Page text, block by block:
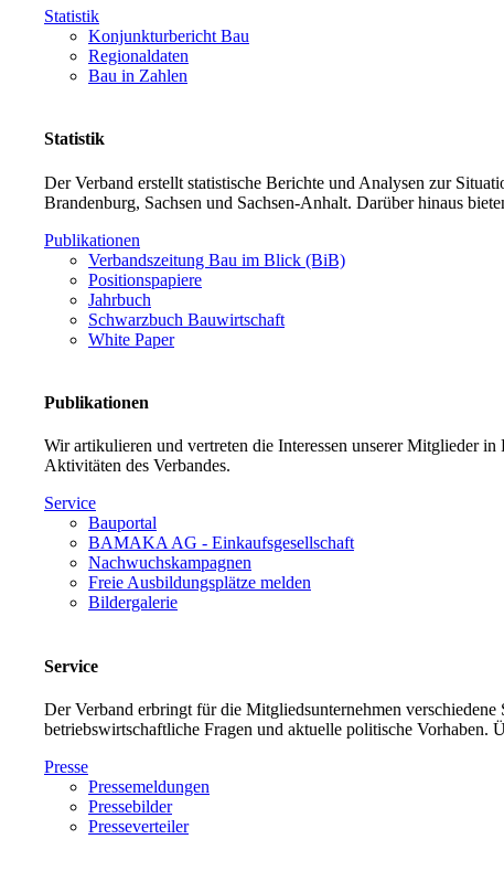
Statistik
Konjunkturbericht Bau
Regionaldaten
Bau in Zahlen
Statistik
Der Verband erstellt statistische Berichte und Analysen zur
Brandenburg, Sachsen und Sachsen-Anhalt. Darüber hinaus
Publikationen
Verbandszeitung Bau im Blick (BiB)
Positionspapiere
Jahrbuch
Schwarzbuch Bauwirtschaft
White Paper
Publikationen
Wir artikulieren und vertreten die Interessen unserer Mitglieder
Aktivitäten des Verbandes.
Service
Bauportal
BAMAKA AG - Einkaufsgesellschaft
Nachwuchskampagnen
Freie Ausbildungsplätze melden
Bildergalerie
Service
Der Verband erbringt für die Mitgliedsunternehmen
betriebswirtschaftliche Fragen und aktuelle politische
Presse
Pressemeldungen
Pressebilder
Presseverteiler